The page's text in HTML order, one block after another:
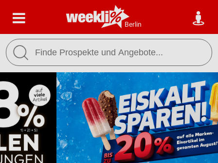
Berlin